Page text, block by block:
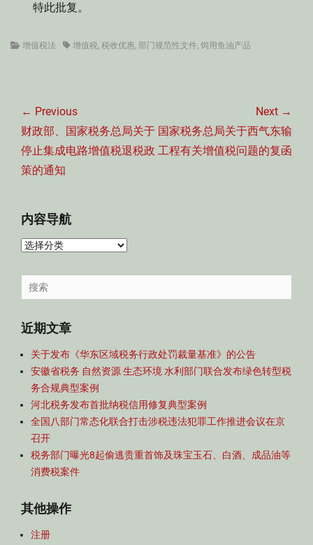
特此批复。
Categories
增值税法 Tags增值税, 税收优惠, 部门规范性文件, 饲用鱼油产品
章
导
航
← Previous
Previous
post:
财政部、国家税务总局关于
停止集成电路增值税退税政
策的通知
Next →
Next
post:
国家税务总局关于西气东输
工程有关增值税问题的复函
内容导航
内
导
航
Search
for:
近期文章
关于发布《华东区域税务行政处罚裁量基准》的公告
安徽省税务 自然资源 生态环境 水利部门联合发布绿色转型税
务合规典型案例
河北税务发布首批纳税信用修复典型案例
全国八部门常态化联合打击涉税违法犯罪工作推进会议在京
召开
税务部门曝光8起偷逃贵重首饰及珠宝玉石、白酒、成品油等
消费税案件
其他操作
注册